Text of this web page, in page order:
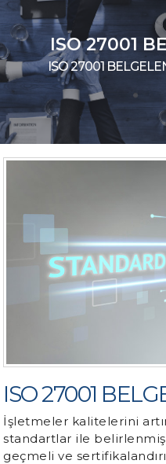
DANIŞMANLIK
KALİTE
YÖNETİM
SİSTEMİ
İLETİŞİM
ISO 27001
ISO 27001
ISO 27001
İşletmeler kalitelerini
standartlar ile
geçmeli ve